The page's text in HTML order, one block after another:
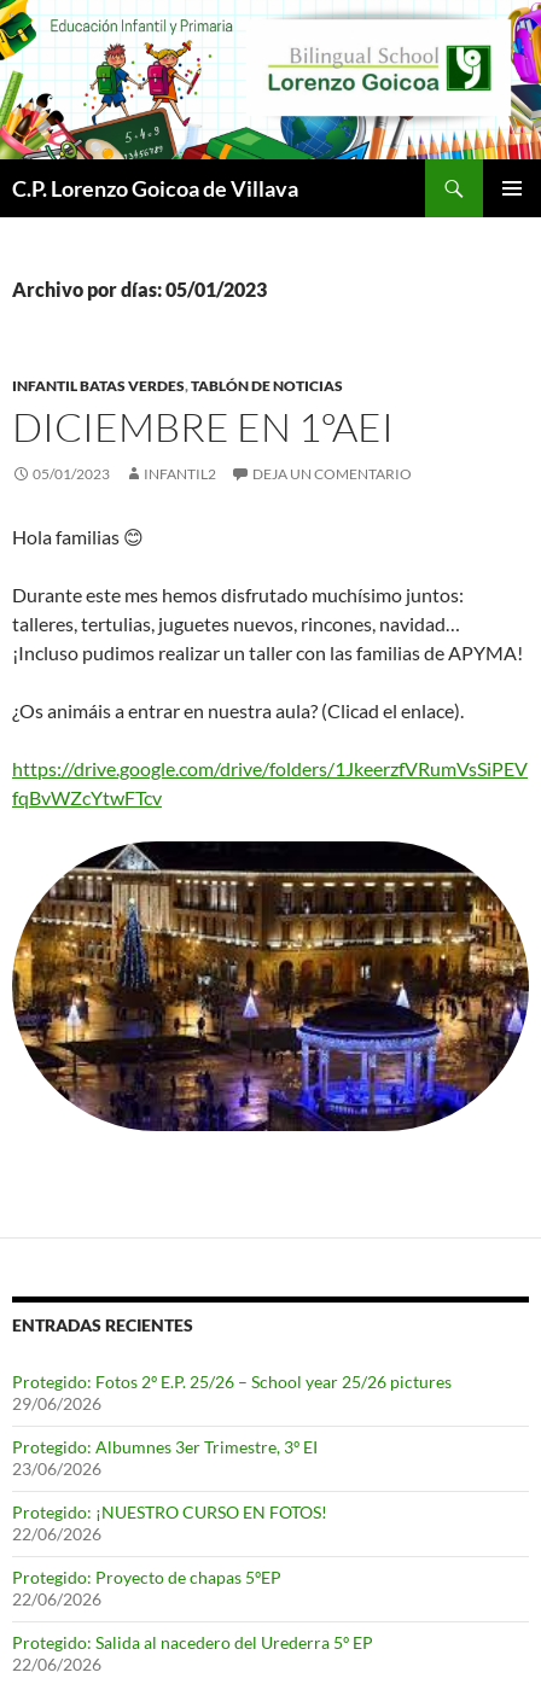
C.P. Lorenzo Goicoa de Villava
Archivo por días: 05/01/2023
INFANTIL BATAS VERDES,TABLÓN DE NOTICIAS
DICIEMBRE EN 1ºAEI
05/01/2023 INFANTIL2 DEJA UN COMENTARIO
Hola familias 😊
Durante este mes hemos disfrutado muchísimo juntos:
talleres, tertulias, juguetes nuevos, rincones, navidad…
¡Incluso pudimos realizar un taller con las familias de APYMA!
¿Os animáis a entrar en nuestra aula? (Clicad el enlace).
https://drive.google.com/drive/folders/1JkeerzfVRumVsSiPEV
fqBvWZcYtwFTcv
ENTRADAS RECIENTES
Protegido: Fotos 2º E.P. 25/26 – School year 25/26 pictures
29/06/2026
Protegido: Albumnes 3er Trimestre, 3º EI
23/06/2026
Protegido: ¡NUESTRO CURSO EN FOTOS!
22/06/2026
Protegido: Proyecto de chapas 5ºEP
22/06/2026
Protegido: Salida al nacedero del Urederra 5º EP
22/06/2026